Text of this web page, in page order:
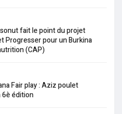
fait le point du projet
Progresser pour un Burkina
(CAP)
Fair play : Aziz poulet
6è édition